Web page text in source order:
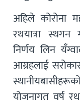
अहिले कोरोना
रथयात्रा स्थगन
निर्णय लिन
आग्रहलाई